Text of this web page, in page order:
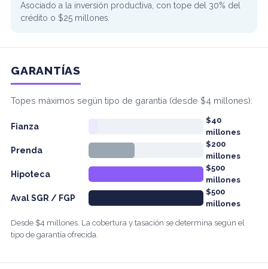
Asociado a la inversión productiva, con tope del 30% del
crédito o $25 millones.
GARANTÍAS
Topes máximos según tipo de garantía (desde $4 millones):
Fianza
$40
millones
Prenda
$200
millones
Hipoteca
$500
millones
Aval SGR / FGP
$500
millones
Desde $4 millones. La cobertura y tasación se determina según el
tipo de garantía ofrecida.